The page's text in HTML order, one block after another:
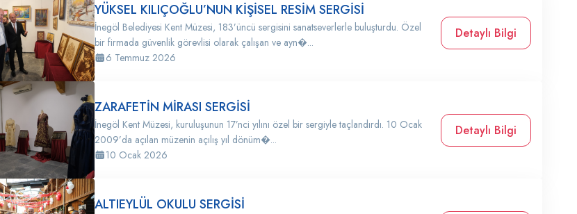
YÜKSEL KILIÇOĞLU’NUN KİŞİSEL RESİM SERGİSİ
İnegöl Belediyesi Kent Müzesi, 183’üncü sergisini sanatseverlerle buluşturdu. Özel
bir firmada güvenlik görevlisi olarak çalışan ve ayn�...
6 Temmuz 2026
Detaylı Bilgi
ZARAFETİN MİRASI SERGİSİ
İnegöl Kent Müzesi, kuruluşunun 17’nci yılını özel bir sergiyle taçlandırdı. 10 Ocak
2009’da açılan müzenin açılış yıl dönüm�...
10 Ocak 2026
Detaylı Bilgi
ALTIEYLÜL OKULU SERGİSİ